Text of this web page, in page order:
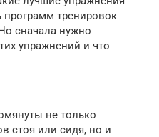
тренировок
сначала нужно
упражнений и что
не только
стоя или сидя, но и